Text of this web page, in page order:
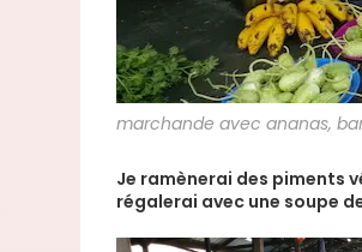
marchande avec ananas,
Je ramènerai des piments
régalerai avec une soupe